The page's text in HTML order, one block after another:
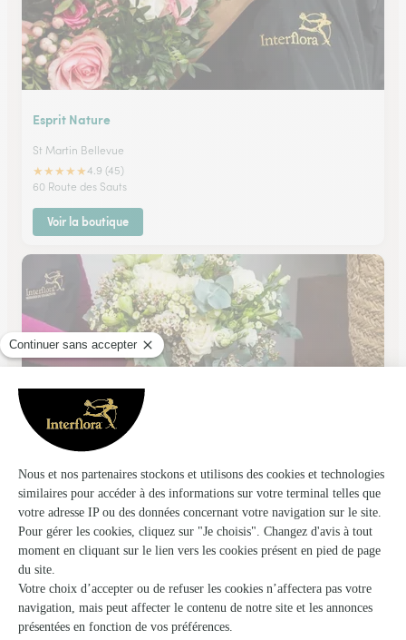
Esprit Nature
St Martin Bellevue
★★★★★4.9 (45)
60 Route des Sauts
Voir la boutique
Monceau Fleurs
Cran Gevrier
11, avenue de la République
Voir la boutique